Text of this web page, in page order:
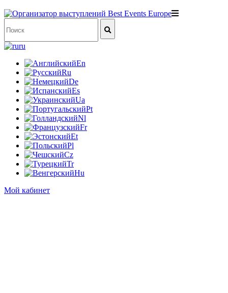
ru
En
Ru
De
Es
Ua
Pt
Nl
Fr
Et
Pl
Cz
Tr
Hu
Мой кабинет